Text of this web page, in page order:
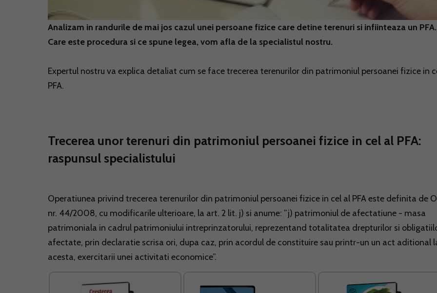
Analizam in randurile de mai jos cazul unei persoane fizice care detine terenuri si infiinteaza un PFA.
Care este procedura si ce spune legea, vom afla de la specialistul nostru.
Expertul nostru va explica detaliat cum se face trecerea terenurilor din patrimoniul persoanei fizice in
PFA.
Trecerea unor terenuri din patrimoniul persoanei fizice in cel al PFA:
raspunsul specialistului
Operatiunea privind trecerea terenurilor din patrimoniul persoanei fizice in cel al PFA este definita de
nr. 44/2008, cu modificarile ulterioare, la art. 2 lit. j) si anume: ”j) patrimoniul de afectatiune - masa
patrimoniala in cadrul patrimoniului intreprinzatorului, reprezentand totalitatea drepturilor si
afectate, prin declaratie scrisa ori, dupa caz, prin acordul de constituire sau printr-un un act aditional
acesta, exercitarii unei activitati economice”.